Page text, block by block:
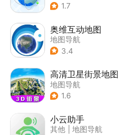
1.7
奥维互动地图
地图导航
3.4
高清卫星街景地图
地图导航
1.6
小云助手
其他
地图导航